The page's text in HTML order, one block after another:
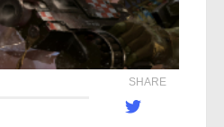
SHARE